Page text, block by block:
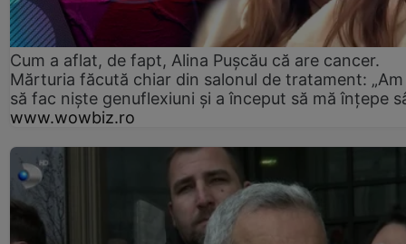
Cum a aflat, de fapt, Alina Pușcău că are cancer.
Mărturia făcută chiar din salonul de tratament:
să fac niște genuflexiuni și a început să mă înțepe
www.wowbiz.ro